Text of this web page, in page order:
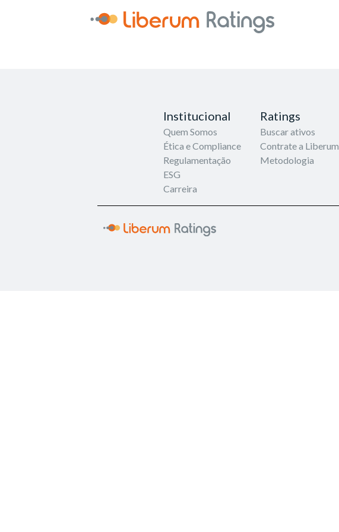
Institucional
Quem Somos
Ética e Compliance
Regulamentação
ESG
Carreira
Ratings
Buscar ativos
Contrate a Liberum
Metodologia